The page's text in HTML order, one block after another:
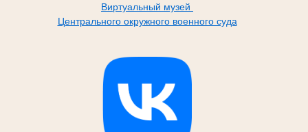
Виртуальный музей
Центрального окружного военного суда